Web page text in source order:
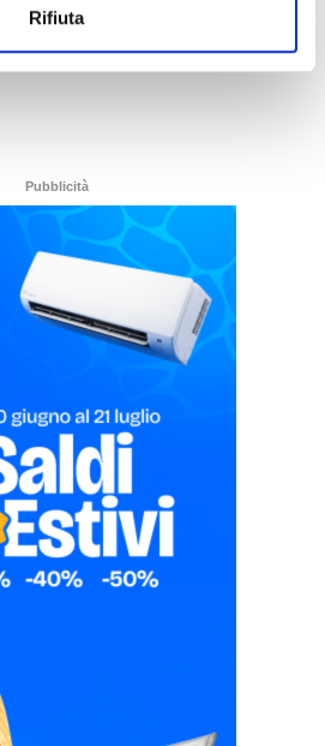
Rifiuta
Pubblicità